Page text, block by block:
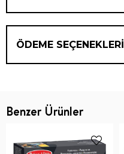
ÖDEME SEÇENEKLERI
Benzer Ürünler